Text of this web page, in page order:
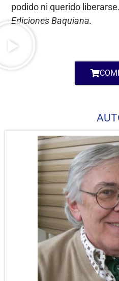
podido ni querido liberarse.
Ediciones Baquiana.